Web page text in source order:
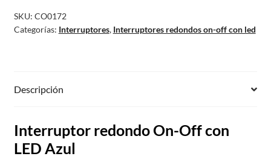
SKU: CO0172
Categorías: Interruptores, Interruptores redondos on-off con led
Descripción
Interruptor redondo On-Off con
LED Azul